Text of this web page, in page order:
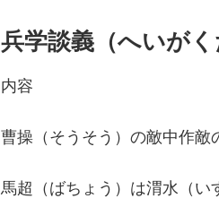
兵学談義（へいが
内容
曹操（そうそう）の敵中作敵
馬超（ばちょう）は渭水（い